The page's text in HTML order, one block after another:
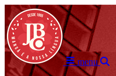
menu